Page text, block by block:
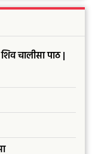
चालीसा पाठ |